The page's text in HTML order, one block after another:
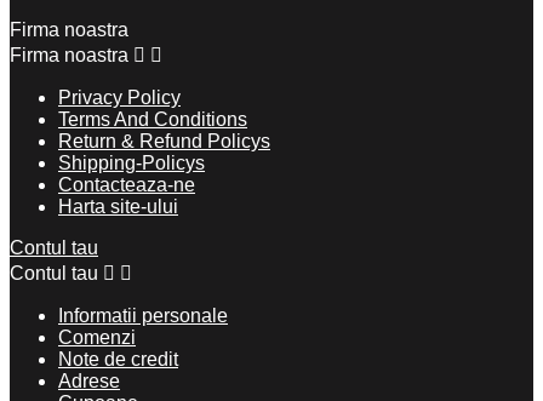
Firma noastra
Firma noastra  
Privacy Policy
Terms And Conditions
Return & Refund Policys
Shipping-Policys
Contacteaza-ne
Harta site-ului
Contul tau
Contul tau  
Informatii personale
Comenzi
Note de credit
Adrese